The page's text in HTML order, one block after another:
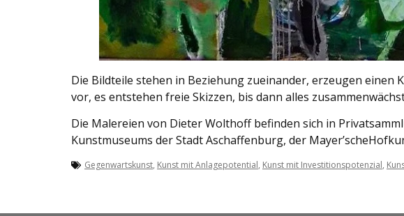
Die Bildteile stehen in Beziehung zueinander, erzeugen einen
vor, es entstehen freie Skizzen, bis dann alles
Die Malereien von Dieter Wolthoff befinden sich in
Kunstmuseums der Stadt Aschaffenburg, der
Gegenwartskunst, Kunst mit Anlagepotential, Kunst mit Investitionspotenzial,